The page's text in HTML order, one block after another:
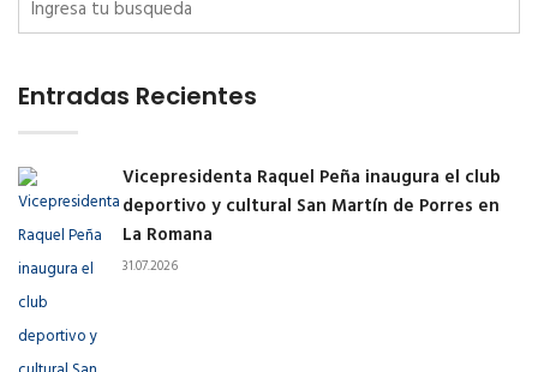
Entradas Recientes
Vicepresidenta Raquel Peña inaugura el club
deportivo y cultural San Martín de Porres en
La Romana
31.07.2026